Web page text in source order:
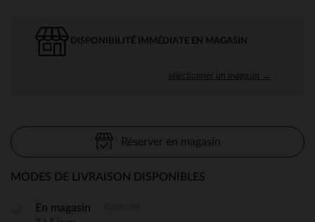
DISPONIBILITÉ IMMÉDIATE EN MAGASIN
sélectionner un magasin →
Réserver en magasin
MODES DE LIVRAISON DISPONIBLES
En magasin